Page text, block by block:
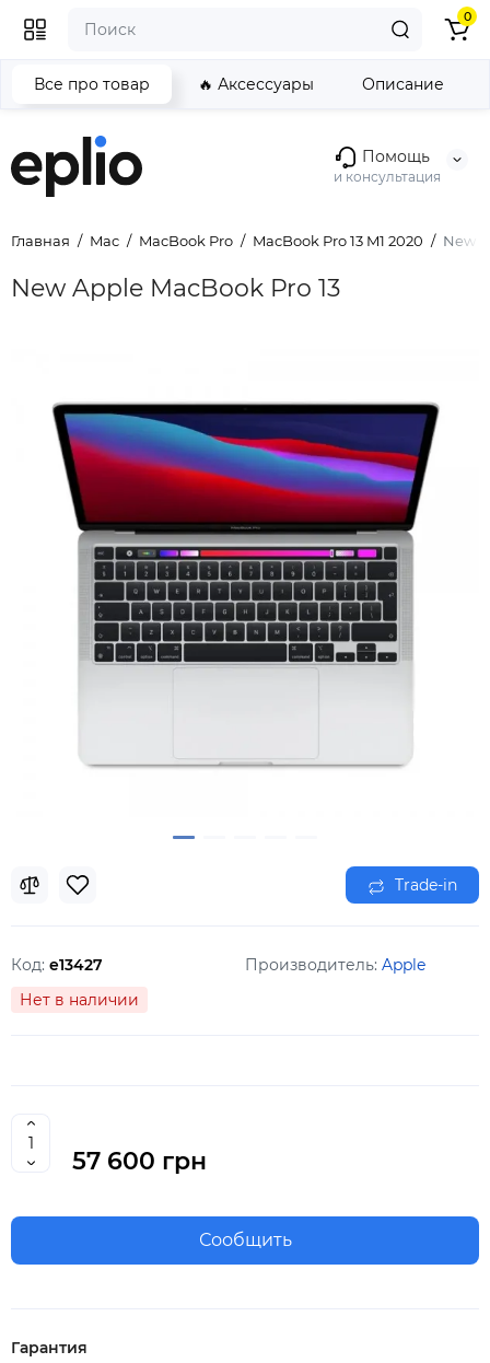
Помощь
и консультация
0
Главная Mac MacBook Pro MacBook Pro 13 M1 2020 New
New Apple MacBook Pro 13
Все про товар 🔥 Аксессуары Описание
Trade-in
Код: e13427 Производитель: Apple
Нет в наличии
57 600 грн
Сообщить
Гарантия